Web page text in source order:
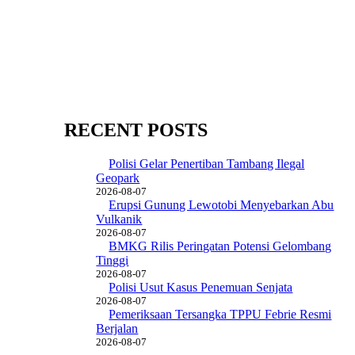
RECENT POSTS
Polisi Gelar Penertiban Tambang Ilegal
Geopark
2026-08-07
Erupsi Gunung Lewotobi Menyebarkan Abu
Vulkanik
2026-08-07
BMKG Rilis Peringatan Potensi Gelombang
Tinggi
2026-08-07
Polisi Usut Kasus Penemuan Senjata
2026-08-07
Pemeriksaan Tersangka TPPU Febrie Resmi
Berjalan
2026-08-07